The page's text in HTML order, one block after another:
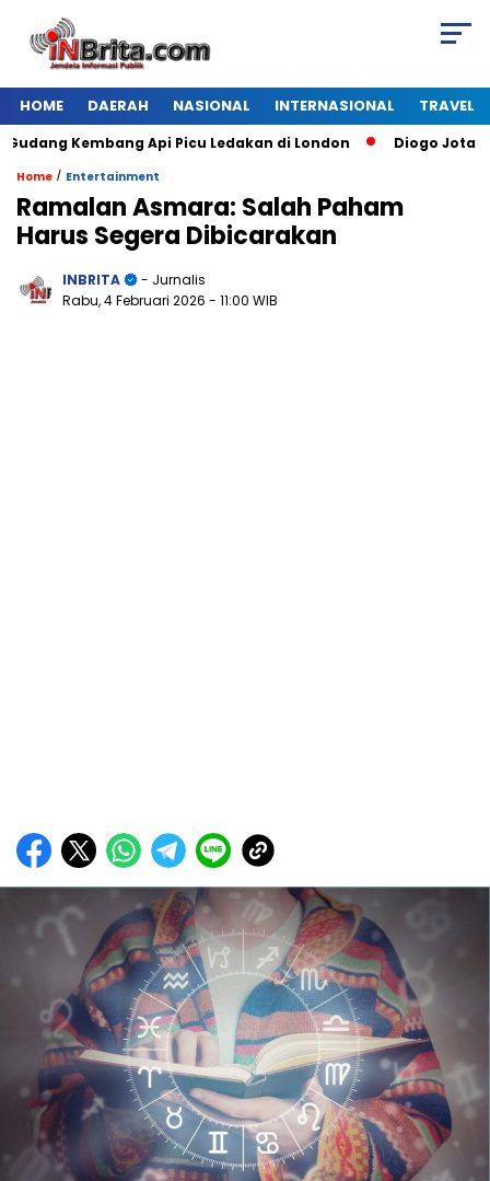
HOME DAERAH NASIONAL INTERNASIONAL TRAVEL
Kembang Api Picu Ledakan di London Diogo Jota Dies
Home / Entertainment
Ramalan Asmara: Salah Paham
Harus Segera Dibicarakan
INBRITA
- Jurnalis
Rabu, 4 Februari 2026 - 11:00 WIB